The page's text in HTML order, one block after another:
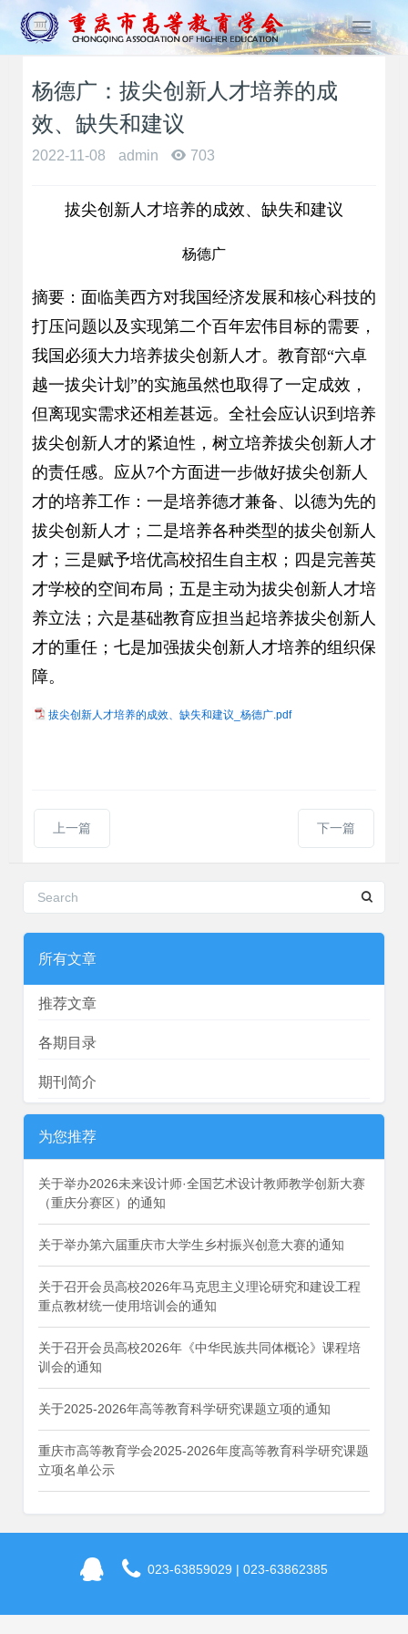
T
o
i
n
杨德广：拔尖创新人才培养的成
效、缺失和建议
2022-11-08 admin 703
拔尖创新人才培养的成效、缺失和建议
杨德广
摘要：面临美西方对我国经济发展和核心科技的
打压问题以及实现第二个百年宏伟目标的需要，
我国必须大力培养拔尖创新人才。教育部“六卓
越一拔尖计划”的实施虽然也取得了一定成效，
但离现实需求还相差甚远。全社会应认识到培养
拔尖创新人才的紧迫性，树立培养拔尖创新人才
的责任感。应从7个方面进一步做好拔尖创新人
才的培养工作：一是培养德才兼备、以德为先的
拔尖创新人才；二是培养各种类型的拔尖创新人
才；三是赋予培优高校招生自主权；四是完善英
才学校的空间布局；五是主动为拔尖创新人才培
养立法；六是基础教育应担当起培养拔尖创新人
才的重任；七是加强拔尖创新人才培养的组织保
障。
拔尖创新人才培养的成效、缺失和建议_杨德广.pdf
上一篇 下一篇
所有文章
推荐文章
各期目录
期刊简介
为您推荐
关于举办2026未来设计师·全国艺术设计教师教学创新大赛
（重庆分赛区）的通知
关于举办第六届重庆市大学生乡村振兴创意大赛的通知
关于召开会员高校2026年马克思主义理论研究和建设工程
重点教材统一使用培训会的通知
关于召开会员高校2026年《中华民族共同体概论》课程培
训会的通知
关于2025-2026年高等教育科学研究课题立项的通知
重庆市高等教育学会2025-2026年度高等教育科学研究课题
立项名单公示
023-63859029 | 023-63862385